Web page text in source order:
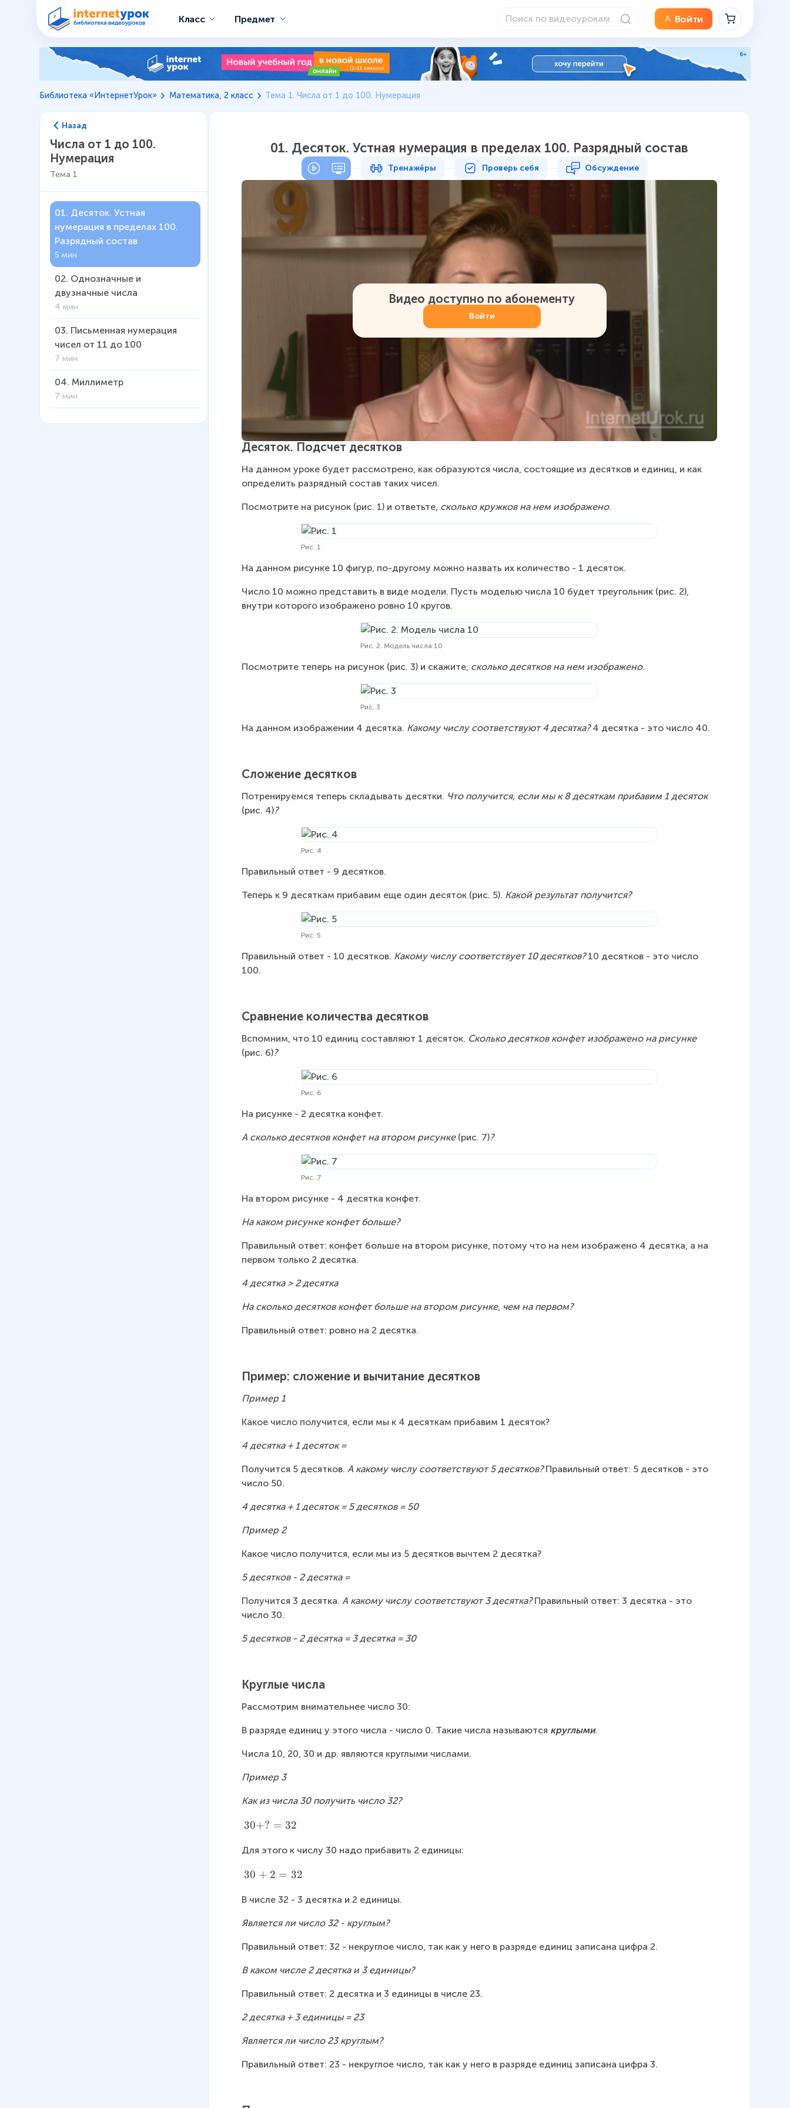
Класс Предмет Войти
Библиотека «ИнтернетУрок» Математика, 2 класс Тема 1. Числа от 1 до 100. Нумерация
Назад
Числа от 1 до 100.
Нумерация
Тема 1
01. Десяток. Устная
нумерация в пределах 100.
Разрядный состав
5 мин
02. Однозначные и
двузначные числа
4 мин
03. Письменная нумерация
чисел от 11 до 100
7 мин
04. Миллиметр
7 мин
01. Десяток. Устная нумерация в пределах 100. Разрядный состав
Тренажёры Проверь себя Обсуждение
Видео доступно по абонементу
Войти
Десяток. Подсчет десятков
На данном уроке будет рассмотрено, как образуются числа, состоящие из десятков и единиц, и как
определить разрядный состав таких чисел.
Посмотрите на рисунок (рис. 1) и ответьте, сколько кружков на нем изображено.
Рис. 1
На данном рисунке 10 фигур, по-другому можно назвать их количество - 1 десяток.
Число 10 можно представить в виде модели. Пусть моделью числа 10 будет треугольник (рис. 2),
внутри которого изображено ровно 10 кругов.
Рис. 2. Модель числа 10
Посмотрите теперь на рисунок (рис. 3) и скажите, сколько десятков на нем изображено.
Рис. 3
На данном изображении 4 десятка. Какому числу соответствуют 4 десятка? 4 десятка - это число 40.
Сложение десятков
Потренируемся теперь складывать десятки. Что получится, если мы к 8 десяткам прибавим 1 десяток
(рис. 4)?
Рис. 4
Правильный ответ - 9 десятков.
Теперь к 9 десяткам прибавим еще один десяток (рис. 5). Какой результат получится?
Рис. 5
Правильный ответ - 10 десятков. Какому числу соответствует 10 десятков? 10 десятков - это число
100.
Сравнение количества десятков
Вспомним, что 10 единиц составляют 1 десяток. Сколько десятков конфет изображено на рисунке
(рис. 6)?
Рис. 6
На рисунке - 2 десятка конфет.
А сколько десятков конфет на втором рисунке (рис. 7)?
Рис. 7
На втором рисунке - 4 десятка конфет.
На каком рисунке конфет больше?
Правильный ответ: конфет больше на втором рисунке, потому что на нем изображено 4 десятка, а на
первом только 2 десятка.
4 десятка > 2 десятка
На сколько десятков конфет больше на втором рисунке, чем на первом?
Правильный ответ: ровно на 2 десятка.
Пример: сложение и вычитание десятков
Пример 1
Какое число получится, если мы к 4 десяткам прибавим 1 десяток?
4 десятка + 1 десяток =
Получится 5 десятков. А какому числу соответствуют 5 десятков? Правильный ответ: 5 десятков - это
число 50.
4 десятка + 1 десяток = 5 десятков = 50
Пример 2
Какое число получится, если мы из 5 десятков вычтем 2 десятка?
5 десятков - 2 десятка =
Получится 3 десятка. А какому числу соответствуют 3 десятка? Правильный ответ: 3 десятка - это
число 30.
5 десятков - 2 десятка = 3 десятка = 30
Круглые числа
Рассмотрим внимательнее число 30:
В разряде единиц у этого числа - число 0. Такие числа называются круглыми.
Числа 10, 20, 30 и др. являются круглыми числами.
Пример 3
Как из числа 30 получить число 32?
3
+
=
2
30+? = 32
Для этого к числу 30 надо прибавить 2 единицы:
3
+
=
3
2
30 + 2 = 32
В числе 32 - 3 десятка и 2 единицы.
Является ли число 32 - круглым?
Правильный ответ: 32 - некруглое число, так как у него в разряде единиц записана цифра 2.
В каком числе 2 десятка и 3 единицы?
Правильный ответ: 2 десятка и 3 единицы в числе 23.
2 десятка + 3 единицы = 23
Является ли число 23 круглым?
Правильный ответ: 23 - некруглое число, так как у него в разряде единиц записана цифра 3.